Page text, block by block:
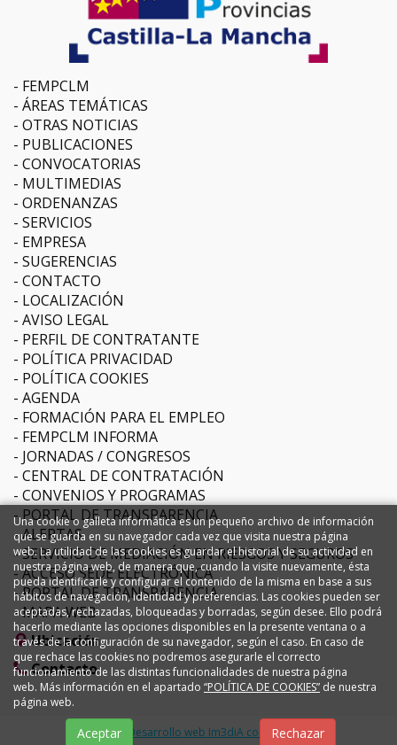
FEMPCLM
ÁREAS TEMÁTICAS
OTRAS NOTICIAS
PUBLICACIONES
CONVOCATORIAS
MULTIMEDIAS
ORDENANZAS
SERVICIOS
EMPRESA
SUGERENCIAS
CONTACTO
LOCALIZACIÓN
AVISO LEGAL
PERFIL DE CONTRATANTE
POLÍTICA PRIVACIDAD
POLÍTICA COOKIES
AGENDA
FORMACIÓN PARA EL EMPLEO
FEMPCLM INFORMA
JORNADAS / CONGRESOS
CENTRAL DE CONTRATACIÓN
CONVENIOS Y PROGRAMAS
PORTAL DE TRANSPARENCIA
ALERTAS
SERVICIO DE MEDIACIÓN EN RIESGOS Y SEGUROS
ACCESO SEDE ELECTRÓNICA
PORTAL DE TRANSPARENCIA
MAPA WEB
Ubicación
Contacto
Diseño y Desarrollo web Im3diA comunicación
Una cookie o galleta informática es un pequeño archivo de información
que se guarda en su navegador cada vez que visita nuestra página
web. La utilidad de las cookies es guardar el historial de su actividad en
nuestra página web, de manera que, cuando la visite nuevamente, ésta
pueda identificarle y configurar el contenido de la misma en base a sus
hábitos de navegación, identidad y preferencias. Las cookies pueden ser
aceptadas, rechazadas, bloqueadas y borradas, según desee. Ello podrá
hacerlo mediante las opciones disponibles en la presente ventana o a
través de la configuración de su navegador, según el caso. En caso de
que rechace las cookies no podremos asegurarle el correcto
funcionamiento de las distintas funcionalidades de nuestra página
web. Más información en el apartado “POLÍTICA DE COOKIES” de nuestra
página web.
Aceptar Rechazar